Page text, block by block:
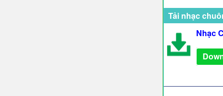
Tải nhạc
Nhạc